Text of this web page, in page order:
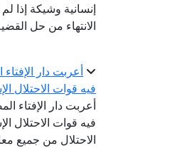
إنسانية وشيكة إذا
الانتهاء من حل
أعربت دار
فيه قوات الاحتلال
أعربت دار الإفتاء
فيه قوات الاحتلال
الاحتلال من جميع